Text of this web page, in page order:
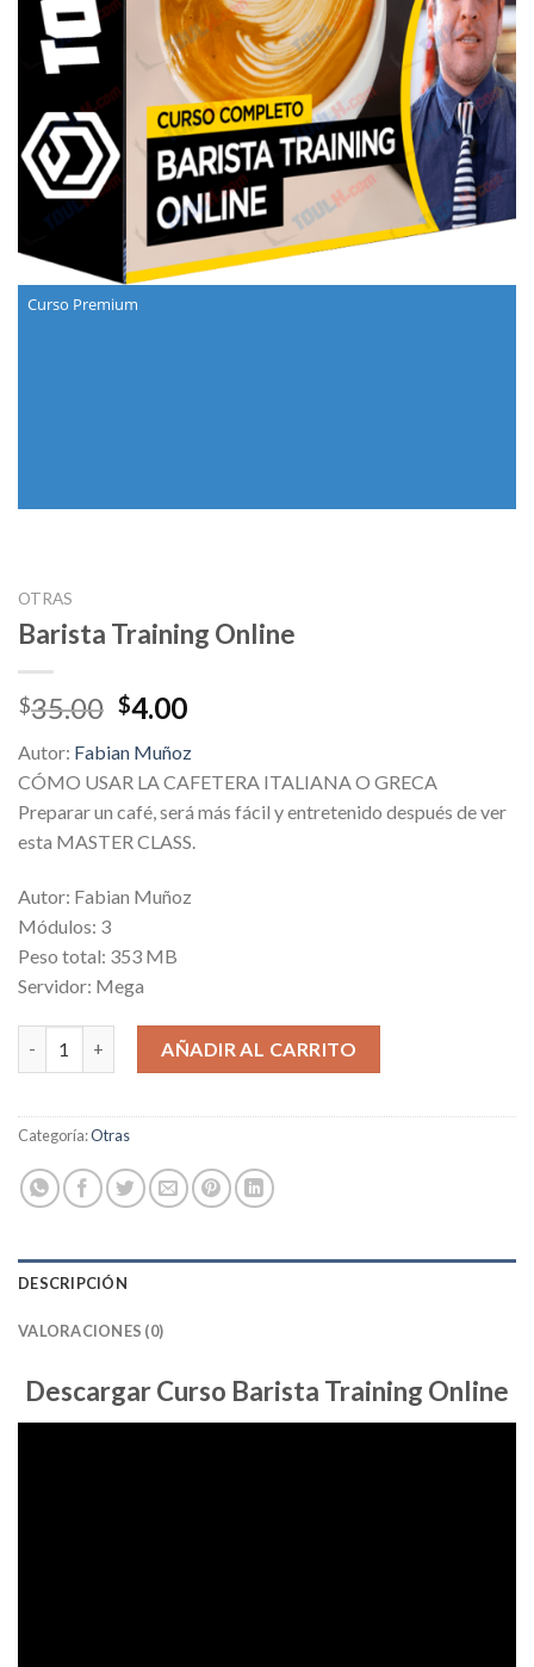
Curso Premium
OTRAS
Barista Training Online
$35.00 Original
was:
$35.00.
$4.00Current
is:
$4.00.
Autor: Fabian Muñoz
CÓMO USAR LA CAFETERA ITALIANA O GRECA
Preparar un café, será más fácil y entretenido después de ver
esta MASTER CLASS.
Autor: Fabian Muñoz
Módulos: 3
Peso total: 353 MB
Servidor: Mega
Barista Training Online cantidad
AÑADIR AL CARRITO
Categoría:Otras
DESCRIPCIÓN
VALORACIONES (0)
Descargar Curso Barista Training Online